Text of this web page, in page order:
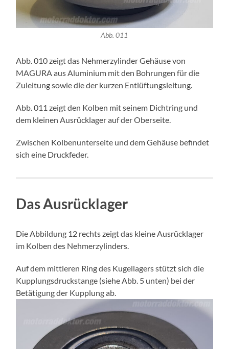
Abb. 011
Abb. 010 zeigt das Nehmerzylinder Gehäuse von
MAGURA aus Aluminium mit den Bohrungen für die
Zuleitung sowie die der kurzen Entlüftungsleitung.
Abb. 011 zeigt den Kolben mit seinem Dichtring und
dem kleinen Ausrücklager auf der Oberseite.
Zwischen Kolbenunterseite und dem Gehäuse befindet
sich eine Druckfeder.
Das Ausrücklager
Die Abbildung 12 rechts zeigt das kleine Ausrücklager
im Kolben des Nehmerzylinders.
Auf dem mittleren Ring des Kugellagers stützt sich die
Kupplungsdruckstange (siehe Abb. 5 unten) bei der
Betätigung der Kupplung ab.